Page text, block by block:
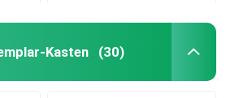
Kasten (30)